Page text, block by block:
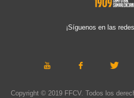
¡Síguenos en las
Copyright © 2019 FFCV. Todos los